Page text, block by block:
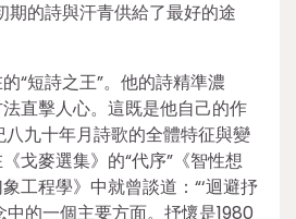
的詩與汗青供給了最好的途
“短詩之王”。他的詩精準濃
直擊人心。這既是他自己的作
九十年月詩歌的全體特征與變
戈麥選集》的“代序”《智性想
工程學》中就曾談道：“‘迴避抒
中的一個主要方面。抒懷是1980